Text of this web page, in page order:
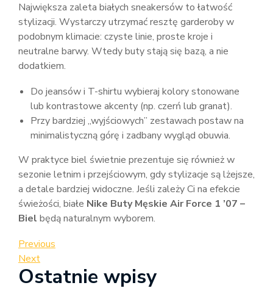
Największa zaleta białych sneakersów to łatwość
stylizacji. Wystarczy utrzymać resztę garderoby w
podobnym klimacie: czyste linie, proste kroje i
neutralne barwy. Wtedy buty stają się bazą, a nie
dodatkiem.
Do jeansów i T-shirtu wybieraj kolory stonowane
lub kontrastowe akcenty (np. czerń lub granat).
Przy bardziej „wyjściowych” zestawach postaw na
minimalistyczną górę i zadbany wygląd obuwia.
W praktyce biel świetnie prezentuje się również w
sezonie letnim i przejściowym, gdy stylizacje są lżejsze,
a detale bardziej widoczne. Jeśli zależy Ci na efekcie
świeżości, białe Nike Buty Męskie Air Force 1 ’07 –
Biel będą naturalnym wyborem.
Nawigacja
wpisu
Previous
Post
Previous
Next
Post
Next
Ostatnie wpisy